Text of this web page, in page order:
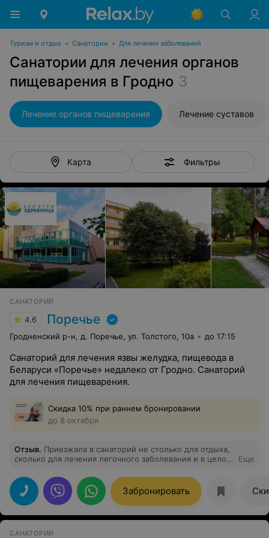
Туризм и отдых • Санатории • Для лечения заболеваний
Санатории для лечения органов
пищеварения в Гродно 3
Лечение органов пищеварения Лечение суставов
Карта Фильтры
САНАТОРИЙ
4.6 Поречье
Гродненский р-н, д. Поречье, ул. Толстого, 10а до 17:15
Санаторий для лечения язвы желудка, пищевода в
Беларуси «Поречье» недалеко от Гродно. Санаторий
для лечения пищеварения.
Скидка 10% при раннем бронировании
до 8 октября
Отзыв. Приезжала в санаторий не столько для отдыха,
сколько для лечения легочного заболевания и в целом
была первый раз, но желания менять санаторий нет.
Мне понравилось все: профессионально грамотный,
внимательный персонал; разнообразный ассортимент
процедур, который позволяет укреплять здоровье
людям, имеющим разные заболевания; разнообразное,
блюд; очень красивое месторасположение в лесной
Еще
Забронировать
САНАТОРИЙ